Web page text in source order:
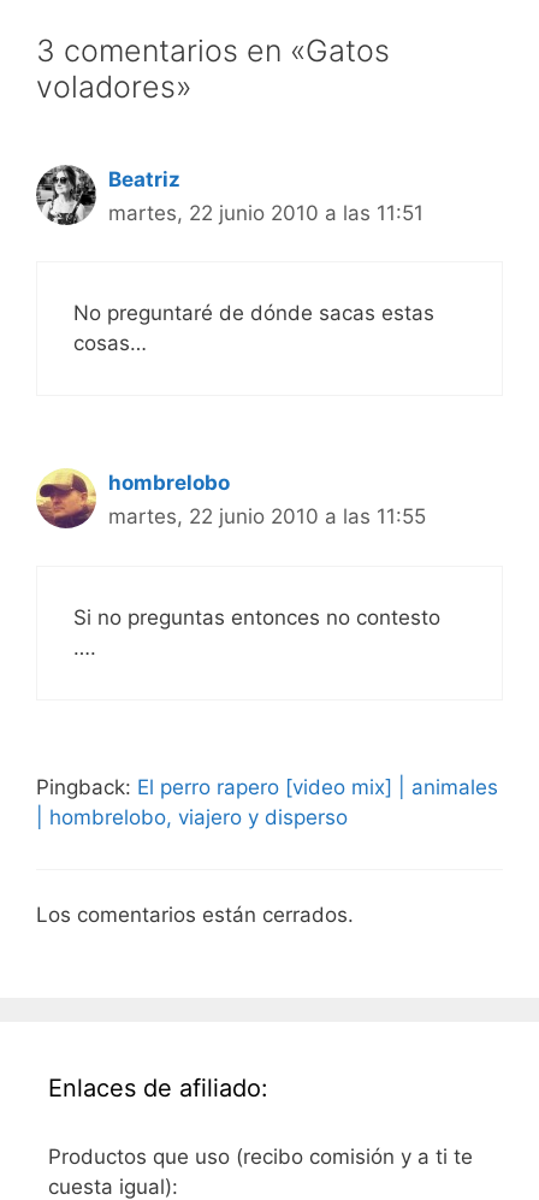
3 comentarios en «Gatos
voladores»
Beatriz
martes, 22 junio 2010 a las 11:51
No preguntaré de dónde sacas estas
cosas…
hombrelobo
martes, 22 junio 2010 a las 11:55
Si no preguntas entonces no contesto
….
Pingback: El perro rapero [video mix] | animales
| hombrelobo, viajero y disperso
Los comentarios están cerrados.
Enlaces de afiliado:
Productos que uso (recibo comisión y a ti te
cuesta igual):